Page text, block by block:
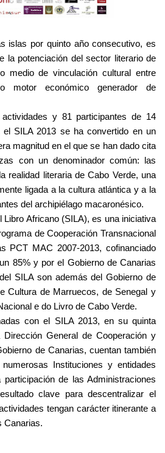
islas por quinto año consecutivo, es
la potenciación del sector literario de
medio de vinculación cultural entre
motor económico generador de
y 81 participantes de 14
el SILA 2013 se ha convertido en un
magnitud en el que se han dado cita
con un denominador común: las
realidad literaria de Cabo Verde, una
ligada a la cultura atlántica y a la
del archipiélago macaronésico.
Libro Africano (SILA), es una iniciativa
de Cooperación Transnacional
PCT MAC 2007-2013, cofinanciado
85% y por el Gobierno de Canarias
SILA son además del Gobierno de
Cultura de Marruecos, de Senegal y
e do Livro de Cabo Verde.
con el SILA 2013, en su quinta
General de Cooperación y
de Canarias, cuentan también
Instituciones y entidades
de las Administraciones
clave para descentralizar el
tengan carácter itinerante a
Canarias.